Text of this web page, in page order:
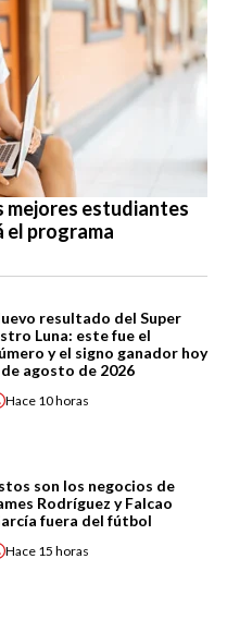
mejores estudiantes
el programa
resultado del Super
Luna: este fue el
y el signo ganador hoy
de agosto de 2026
Hace 10 horas
son los negocios de
Rodríguez y Falcao
fuera del fútbol
Hace 15 horas